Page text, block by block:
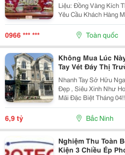
Liệu: Đồng Vàng Kích Thước: Có Thể Đặt Hàng Theo
Yêu Cầu Khách Hàng Màu Sắc: Màu Đồng Vàng Ngoài
Ra Đồ Đồng Việt Sản
0966 *** *** Toàn quốc
Không Mua Lúc
Tay Vét Đáy Thị
Vàng.
Nhanh Tay Sở Hữu
Đẹp , Siêu Xinh Như Hoa Hậu. ̀ - ̣̂ ̀ Chương
Mãi Đặc Biệt Tháng 04!!! Chúng Tôi Rất Vui
Thông Báo Đến Tất Cả
6,9 tỷ Bắc Ninh
Nghiệm Thu Toàn
Kiện 3 Chiều Ép